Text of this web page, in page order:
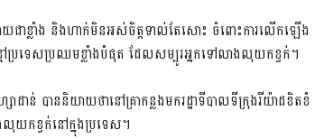
យ​ជាខ្លាំង​ និង​ហាក់មិនអស់ចិត្ត​ទាល់តែសោះ​ ចំពោះ​ការលើកឡើង​
ៅ​ប្រទេស​ប្រឈមខ្លាំង​បំផុត​ ដែល​សម្បូរ​អ្នក​ទៅ​លាងលុយកខ្វក់​។
ាដាន់​ បាននិយាយថា​នៅគ្រាកន្លងមក​រដ្ឋាទីបាលទីក្រុងរីយ៉ាដ​ខិតខំ
លុយ​កខ្វក់​នៅក្នុង​ប្រទេស​។